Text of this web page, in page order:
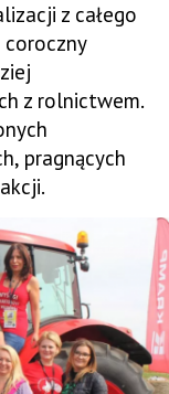
z całego
coroczny
z rolnictwem.
pragnących